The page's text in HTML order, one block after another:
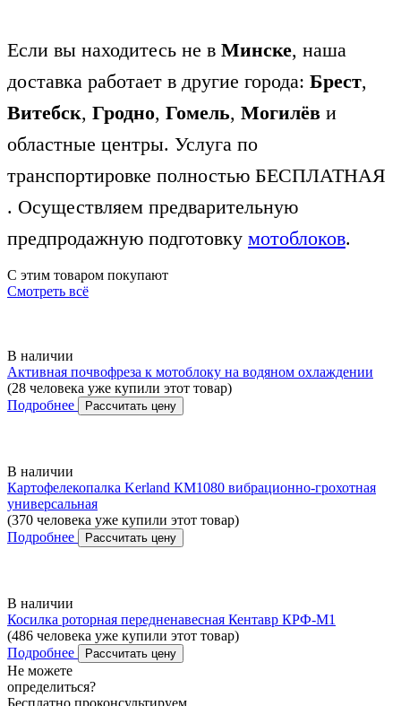
Если вы находитесь не в Минске, наша
доставка работает в другие города: Брест,
Витебск, Гродно, Гомель, Могилёв и
областные центры. Услуга по
транспортировке полностью БЕСПЛАТНАЯ
. Осуществляем предварительную
предпродажную подготовку мотоблоков.
С этим товаром покупают
Смотреть всё
В наличии
Активная почвофреза к мотоблоку на водяном охлаждении
(28 человека уже купили этот товар)
Подробнее
Рассчитать цену
В наличии
Картофелекопалка Kerland КМ1080 вибрационно-грохотная
универсальная
(370 человека уже купили этот товар)
Подробнее
Рассчитать цену
В наличии
Косилка роторная передненавесная Кентавр КРФ-М1
(486 человека уже купили этот товар)
Подробнее
Рассчитать цену
Не можете
определиться?
Бесплатно проконсультируем